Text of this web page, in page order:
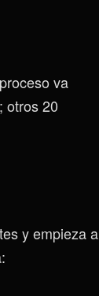
va
otros 20
y empieza a